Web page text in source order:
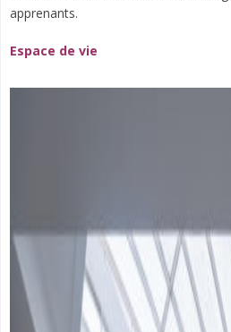
apprenants.
Espace de vie